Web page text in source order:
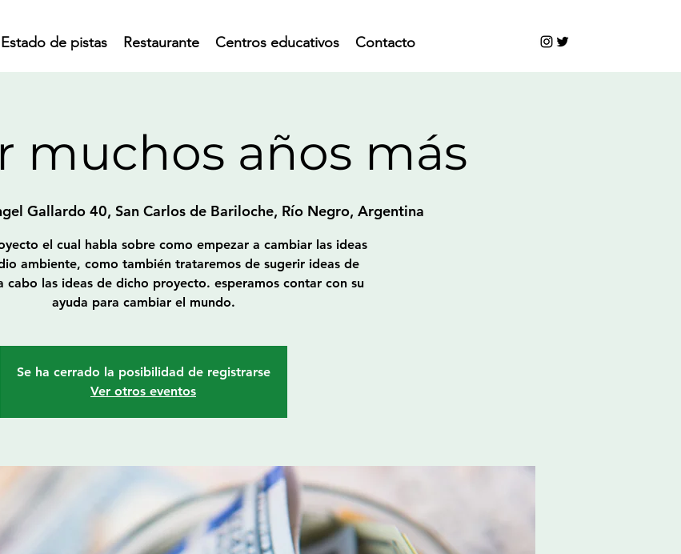
Estado de pistas Restaurante Centros educativos Contacto
muchos años más
Gallardo 40, San Carlos de Bariloche, Río Negro, Argentina
el cual habla sobre como empezar a cambiar las ideas
ambiente, como también trataremos de sugerir ideas de
cabo las ideas de dicho proyecto. esperamos contar con su
ayuda para cambiar el mundo.
Se ha cerrado la posibilidad de registrarse
Ver otros eventos